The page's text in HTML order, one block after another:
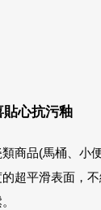
貼心抗污釉
類商品(馬桶、小
超平滑表面，